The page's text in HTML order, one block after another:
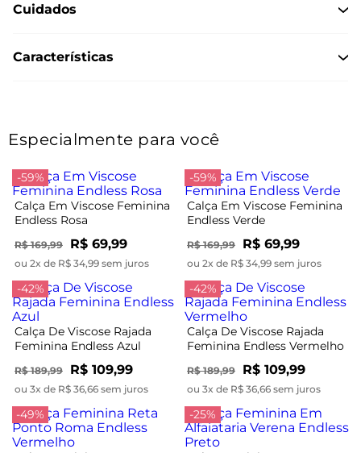
Cuidados
Características
Especialmente para você
-59%
Calça Em Viscose Feminina
Endless Rosa
R$ 169,99 R$ 69,99
ou 2x de R$ 34,99 sem juros
-59%
Calça Em Viscose Feminina
Endless Verde
R$ 169,99 R$ 69,99
ou 2x de R$ 34,99 sem juros
-42%
Calça De Viscose Rajada
Feminina Endless Azul
R$ 189,99 R$ 109,99
ou 3x de R$ 36,66 sem juros
-42%
Calça De Viscose Rajada
Feminina Endless Vermelho
R$ 189,99 R$ 109,99
ou 3x de R$ 36,66 sem juros
-49% -25%